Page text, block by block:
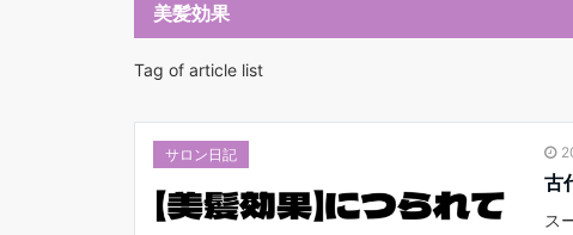
美髪効果
Tag of article list
サロン日記
古
ス